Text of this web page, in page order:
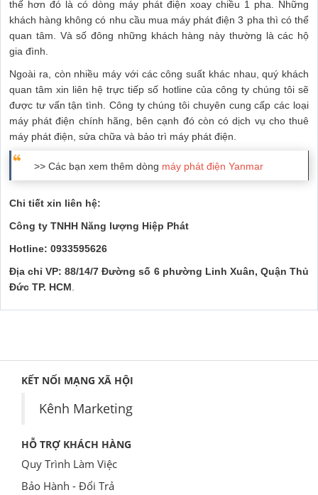
thế hơn đó là có dòng máy phát điện xoay chiều 1 pha. Những
khách hàng không có nhu cầu mua máy phát điện 3 pha thì có thể
quan tâm. Và số đông những khách hàng này thường là các hộ
gia đình.
Ngoài ra, còn nhiều máy với các công suất khác nhau, quý khách
quan tâm xin liên hệ trực tiếp số hotline của công ty chúng tôi sẽ
được tư vấn tận tình. Công ty chúng tôi chuyên cung cấp các loại
máy phát điện chính hãng, bên cạnh đó còn có dịch vụ cho thuê
máy phát điện, sửa chữa và bảo trì máy phát điện.
>> Các bạn xem thêm dòng máy phát điện Yanmar
Chi tiết xin liên hệ:
Công ty TNHH Năng lượng Hiệp Phát
Hotline: 0933595626
Địa chỉ VP: 88/14/7 Đường số 6 phường Linh Xuân, Quận Thủ
Đức TP. HCM.
KẾT NỐI MẠNG XÃ HỘI
Kênh Marketing
HỖ TRỢ KHÁCH HÀNG
Quy Trình Làm Việc
Bảo Hành - Đổi Trả